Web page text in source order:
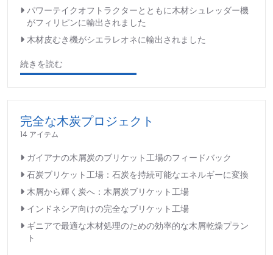
パワーテイクオフトラクターとともに木材シュレッダー機
がフィリピンに輸出されました
木材皮むき機がシエラレオネに輸出されました
続きを読む
完全な木炭プロジェクト
14 アイテム
ガイアナの木屑炭のブリケット工場のフィードバック
石炭ブリケット工場：石炭を持続可能なエネルギーに変換
木屑から輝く炭へ：木屑炭ブリケット工場
インドネシア向けの完全なブリケット工場
ギニアで最適な木材処理のための効率的な木屑乾燥プラン
ト